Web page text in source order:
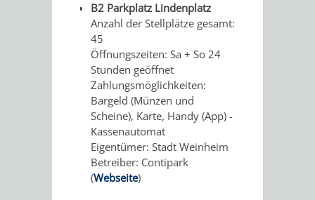
SPECIALS
SEGWAY-
TOUREN
WEINHEIM
AFTER-
WORK-
RADELN
IN
OHNE
TERMINE
B2 Parkplatz Lindenplatz
Anzahl der Stellplätze gesamt:
45
Öffnungszeiten: Sa + So 24
Stunden geöffnet
Zahlungsmöglichkeiten:
Bargeld (Münzen und
Scheine), Karte, Handy (App) -
Kassenautomat
Eigentümer: Stadt Weinheim
Betreiber: Contipark
(Webseite)